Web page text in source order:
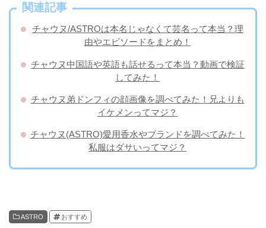
関連記事
チャウヌ/ASTROは本名じゃなくて芸名って本当？理
由やエピソードをまとめ！
チャウヌ中国語や英語も話せるって本当？動画で検証
してみた！
チャウヌ弟ドンフィの顔画像を調べてみた！兄よりも
イケメンってマジ？
チャウヌ(ASTRO)愛用香水やブランドを調べてみた！
私服はダサいってマジ？
ASTRO おすすめ